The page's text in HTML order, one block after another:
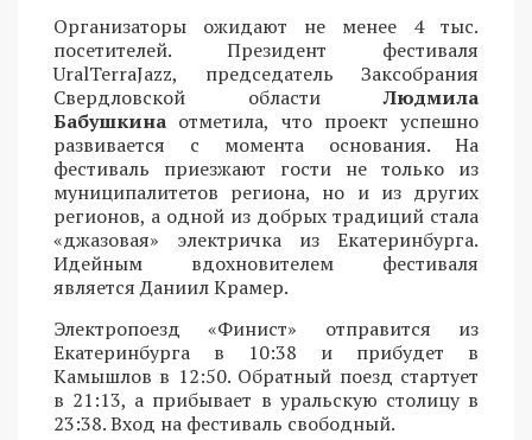
Организаторы ожидают не менее 4 тыс.
посетителей. Президент фестиваля
UralTerraJazz, председатель Заксобрания
Свердловской областиЛюдмила
Бабушкина отметила, что проект успешно
развивается с момента основания. На
фестиваль приезжают гости не только из
муниципалитетов региона, но и из других
регионов, а одной из добрых традиций стала
«джазовая» электричка из Екатеринбурга.
Идейным вдохновителем фестиваля
является Даниил Крамер.
Электропоезд «Финист» отправится из
Екатеринбурга в 10:38 и прибудет в
Камышлов в 12:50. Обратный поезд стартует
в 21:13, а прибывает в уральскую столицу в
23:38. Вход на фестиваль свободный.